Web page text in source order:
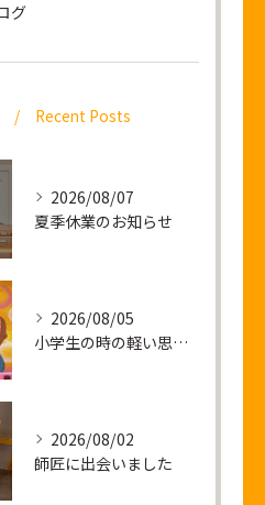
グ
Recent Posts
2026/08/07
夏季休業のお知らせ
2026/08/05
小学生の時の軽い思い出話し
2026/08/02
師匠に出会いました